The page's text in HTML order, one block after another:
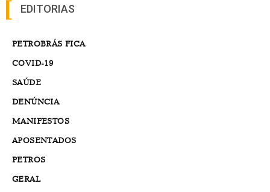
EDITORIAS
PETROBRÁS FICA
COVID-19
SAÚDE
DENÚNCIA
MANIFESTOS
APOSENTADOS
PETROS
GERAL